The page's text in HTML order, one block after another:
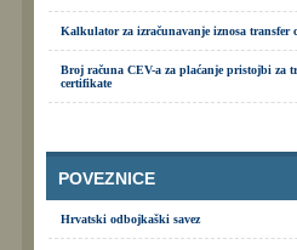
Kalkulator za izračunavanje iznosa transfer
Broj računa CEV-a za plaćanje pristojbi za
certifikate
POVEZNICE
Hrvatski odbojkaški savez